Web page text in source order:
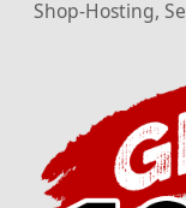
Shop-Hosting,